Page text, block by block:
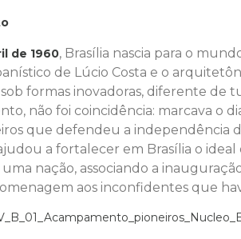
de 1960, Brasília nascia para o
de Lúcio Costa e o
formas inovadoras, diferente de
não foi coincidência: marcava o
que defendeu a independência
a fortalecer em Brasília o
nação, associando a
aos inconfidentes que